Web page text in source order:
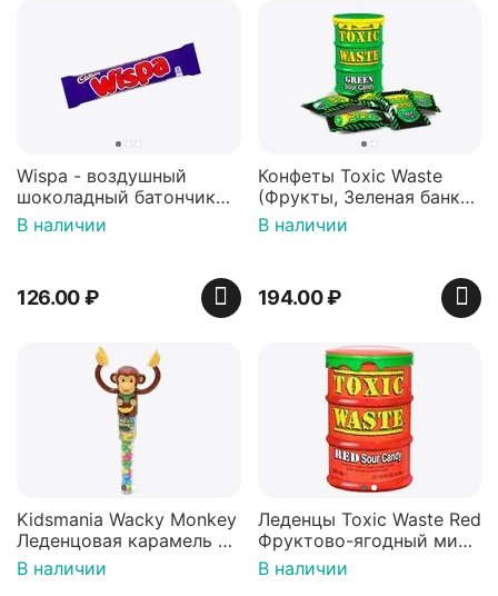
Wispa - воздушный
шоколадный батончик
36 гр
В наличии
126.00₽
Конфеты Toxic Waste
(Фрукты, Зеленая банка,
42 гр).
В наличии
194.00₽
Kidsmania Wacky Monkey
Леденцовая карамель с
игрушкой Ваки Манки
12г, Китай
В наличии
Леденцы Toxic Waste Red
Фруктово-ягодный микс
Красная банка 42 г,
Пакистан
В наличии